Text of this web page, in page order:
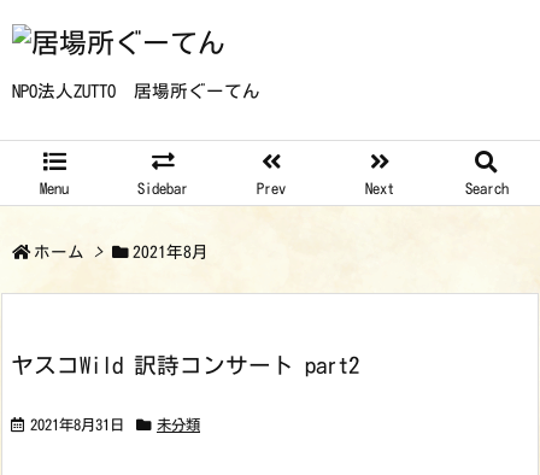
NPO法人ZUTTO 居場所ぐーてん
Menu Sidebar Prev Next Search
ホーム > 2021年8月
ヤスコWild 訳詩コンサート part2
2021年8月31日 未分類